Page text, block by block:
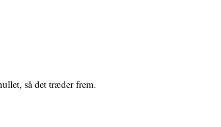
så det træder frem.